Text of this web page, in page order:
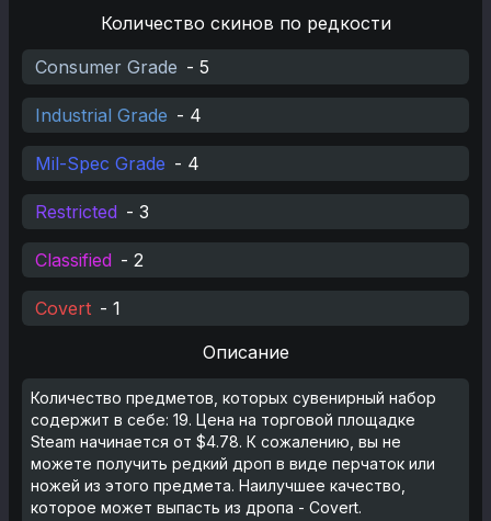
Количество скинов по редкости
Consumer Grade - 5
Industrial Grade - 4
Mil-Spec Grade - 4
Restricted - 3
Classified - 2
Covert - 1
Описание
Количество предметов, которых сувенирный набор
содержит в себе: 19. Цена на торговой площадке
Steam начинается от $4.78. К сожалению, вы не
можете получить редкий дроп в виде перчаток или
ножей из этого предмета. Наилучшее качество,
которое может выпасть из дропа - Covert.